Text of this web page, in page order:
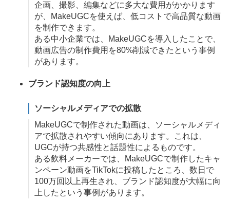
企画、撮影、編集などに多大な費用がかかります
が、MakeUGCを使えば、低コストで高品質な動画
を制作できます。
ある中小企業では、MakeUGCを導入したことで、
動画広告の制作費用を80%削減できたという事例
があります。
ブランド認知度の向上
ソーシャルメディアでの拡散
MakeUGCで制作された動画は、ソーシャルメディ
アで拡散されやすい傾向にあります。これは、
UGCが持つ共感性と話題性によるものです。
ある飲料メーカーでは、MakeUGCで制作したキャ
ンペーン動画をTikTokに投稿したところ、数日で
100万回以上再生され、ブランド認知度が大幅に向
上したという事例があります。